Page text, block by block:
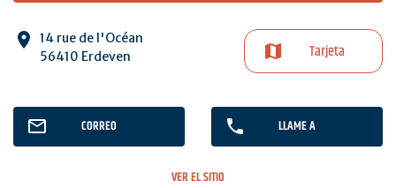
14 rue de l'Océan
56410 Erdeven
Tarjeta
CORREO LLAME A
VER EL SITIO